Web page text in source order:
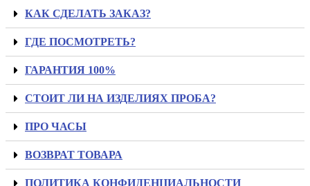
КАК СДЕЛАТЬ ЗАКАЗ?
ГДЕ ПОСМОТРЕТЬ?
ГАРАНТИЯ 100%
СТОИТ ЛИ НА ИЗДЕЛИЯХ ПРОБА?
ПРО ЧАСЫ
ВОЗВРАТ ТОВАРА
ПОЛИТИКА КОНФИДЕНЦИАЛЬНОСТИ